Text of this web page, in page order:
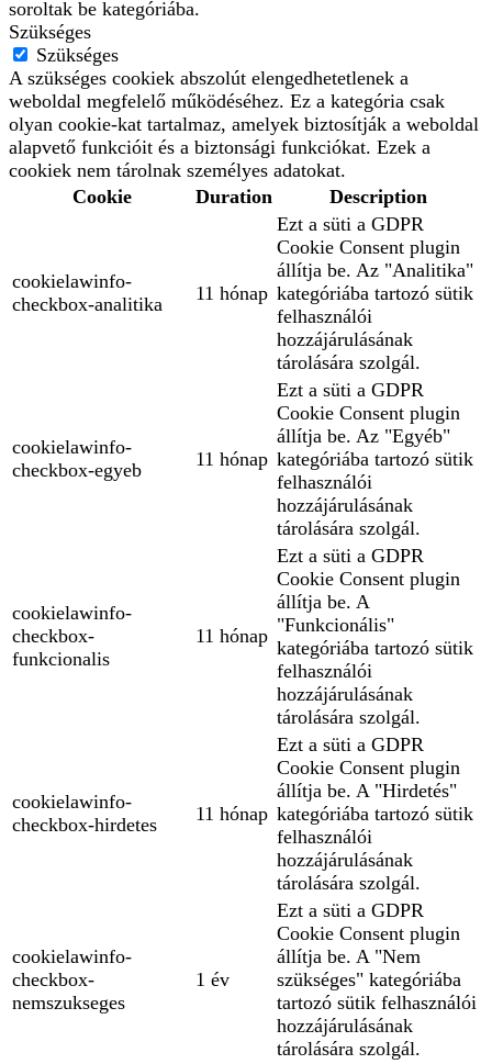
soroltak be kategóriába.
Szükséges
Szükséges
A szükséges cookiek abszolút elengedhetetlenek a
weboldal megfelelő működéséhez. Ez a kategória csak
olyan cookie-kat tartalmaz, amelyek biztosítják a weboldal
alapvető funkcióit és a biztonsági funkciókat. Ezek a
cookiek nem tárolnak személyes adatokat.
Cookie
Duration Description
cookielawinfo-
checkbox-analitika
11 hónap
Ezt a süti a GDPR
Cookie Consent plugin
állítja be. Az "Analitika"
kategóriába tartozó sütik
felhasználói
hozzájárulásának
tárolására szolgál.
cookielawinfo-
checkbox-egyeb
11 hónap
Ezt a süti a GDPR
Cookie Consent plugin
állítja be. Az "Egyéb"
kategóriába tartozó sütik
felhasználói
hozzájárulásának
tárolására szolgál.
cookielawinfo-
checkbox-
funkcionalis
11 hónap
Ezt a süti a GDPR
Cookie Consent plugin
állítja be. A
"Funkcionális"
kategóriába tartozó sütik
felhasználói
hozzájárulásának
tárolására szolgál.
cookielawinfo-
checkbox-hirdetes
11 hónap
Ezt a süti a GDPR
Cookie Consent plugin
állítja be. A "Hirdetés"
kategóriába tartozó sütik
felhasználói
hozzájárulásának
tárolására szolgál.
cookielawinfo-
checkbox-
nemszukseges
1 év
Ezt a süti a GDPR
Cookie Consent plugin
állítja be. A "Nem
szükséges" kategóriába
tartozó sütik felhasználói
hozzájárulásának
tárolására szolgál.